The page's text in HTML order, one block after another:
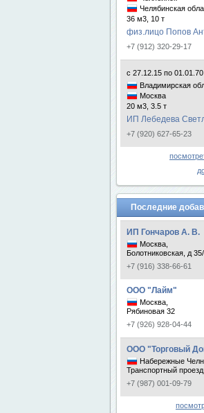
Челябинская
36 м3, 10 т
физ.лицо Попов
+7 (912) 320-29-17
с 27.12.15 по 01.01.70
Владимирская
Москва
20 м3, 3.5 т
ИП Лебедева
+7 (920) 627-65-23
Последние
ИП Гончаров А. В.
Москва,
Болотниковская, д
+7 (916) 338-66-61
ООО "Лайм"
Москва,
Рябиновая 32
+7 (926) 928-04-44
ООО "Торговый
Набережные
Транспортный
+7 (987) 001-09-79